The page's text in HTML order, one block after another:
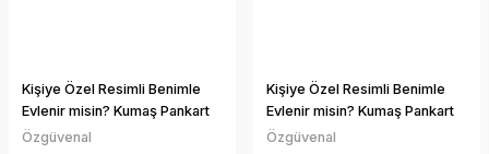
Kişiye Özel Resimli Benimle
Evlenir misin? Kumaş Pankart
Özgüvenal
Kişiye Özel Resimli Benimle
Evlenir misin? Kumaş Pankart
Özgüvenal